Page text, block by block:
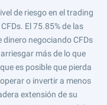
de riesgo en el trading
El 75.85% de las
negociando CFDs
más de lo que
es posible que pierda
o invertir a menos
extensión de su